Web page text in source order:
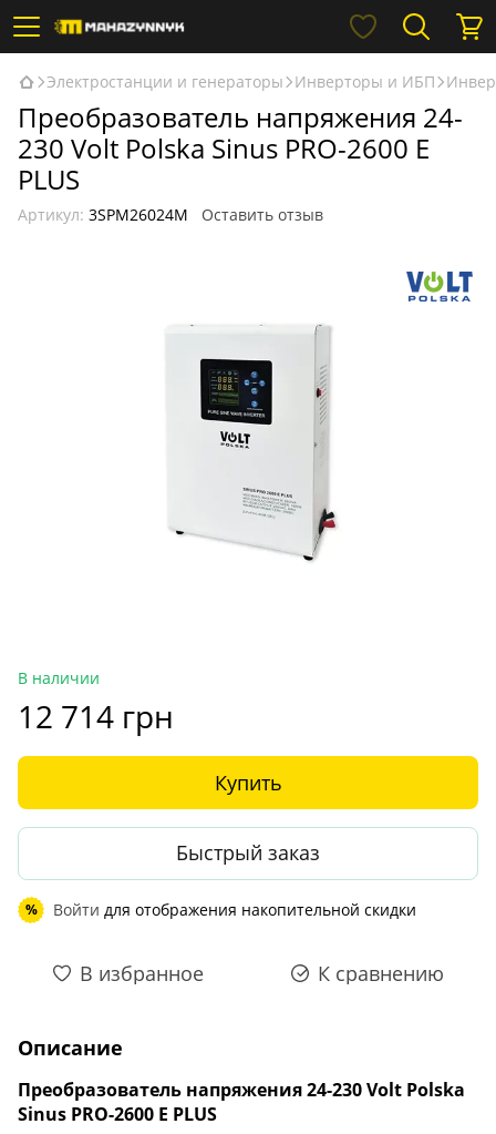
Электростанции и генераторы Инверторы и ИБП
Преобразователь напряжения 24-
230 Volt Polska Sinus PRO-2600 E
PLUS
Артикул: 3SPM26024M Оставить отзыв
В наличии
12 714 грн
Купить
Быстрый заказ
% Войти для отображения накопительной скидки
В избранное К сравнению
Описание
Преобразователь напряжения 24-230 Volt Polska
Sinus PRO-2600 E PLUS